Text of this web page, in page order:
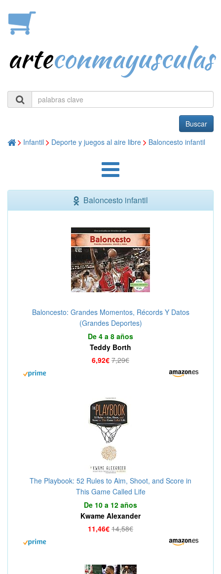
arteconmayusculas
Buscar
Infantil
Deporte y juegos al aire libre Baloncesto infantil
Baloncesto infantil
Baloncesto: Grandes Momentos, Récords Y Datos
(Grandes Deportes)
De 4 a 8 años
Teddy Borth
6,92€ 7,29€
The Playbook: 52 Rules to Aim, Shoot, and Score in
This Game Called Life
De 10 a 12 años
Kwame Alexander
11,46€ 14,58€